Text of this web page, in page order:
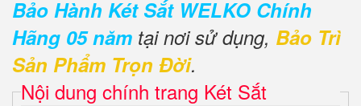
Bảo Hành Két Sắt WELKO Chính
Hãng 05 năm tại nơi sử dụng, Bảo Trì
Sản Phẩm Trọn Đời.
Nội dung chính trang Két Sắt